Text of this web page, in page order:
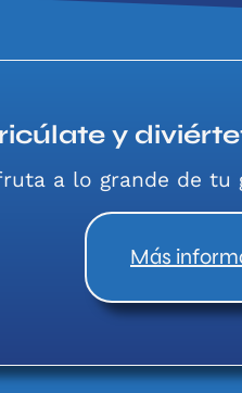
y
a lo grande de tu
Más